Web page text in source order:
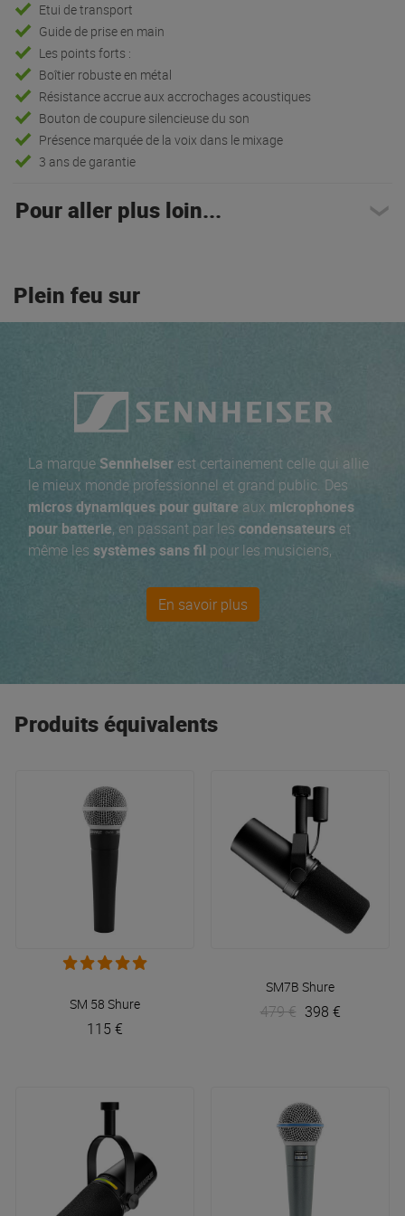
Etui de transport
Guide de prise en main
Les points forts :
Boîtier robuste en métal
Résistance accrue aux accrochages acoustiques
Bouton de coupure silencieuse du son
Présence marquée de la voix dans le mixage
3 ans de garantie
Pour aller plus loin...
Plein feu sur
La marque Sennheiser est certainement celle qui allie
le mieux monde professionnel et grand public. Des
micros dynamiques pour guitare aux microphones
pour batterie, en passant par les condensateurs et
même les systèmes sans fil pour les musiciens,
micros pour instruments. Depuis les
la série E, la série haut de gamme des
microsXSW, lecasque DJHD 25 et pour les
En savoir plus
Produits équivalents
SM 58 Shure
115 €
SM7B Shure
479 € 398 €